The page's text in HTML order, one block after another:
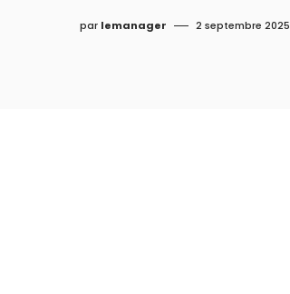
par lemanager 2 septembre 2025